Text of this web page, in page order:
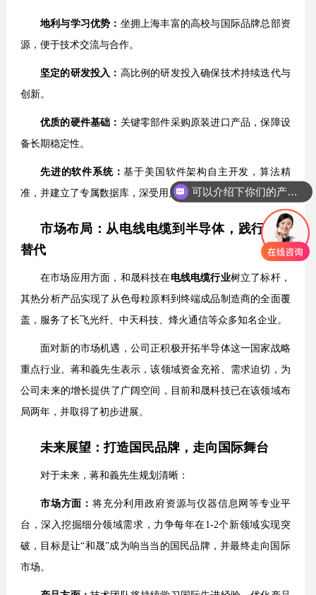
地利与学习优势： 坐拥上海丰富的高校与国际品牌总部资
源，便于技术交流与合作。
坚定的研发投入： 高比例的研发投入确保技术持续迭代与
创新。
优质的硬件基础： 关键零部件采购原装进口产品，保障设
备长期稳定性。
先进的软件系统：基于美国软件架构自主开发，算法精
准，并建立了专属数据库，深受用户好评。
市场布局：从电线电缆到半导体，践行国产
替代
在市场应用方面，和晟科技在电线电缆行业树立了标杆，
其热分析产品实现了从色母粒原料到终端成品制造商的全面覆
盖，服务了长飞光纤、中天科技、烽火通信等众多知名企业。
面对新的市场机遇，公司正积极开拓半导体这一国家战略
重点行业。蒋和義先生表示，该领域资金充裕、需求迫切，为
公司未来的增长提供了广阔空间，目前和晟科技已在该领域布
局两年，并取得了初步进展。
未来展望：打造国民品牌，走向国际舞台
对于未来，蒋和義先生规划清晰：
市场方面：将充分利用政府资源与仪器信息网等专业平
台，深入挖掘细分领域需求，力争每年在1-2个新领域实现突
破，目标是让“和晟”成为响当当的国民品牌，并最终走向国际
市场。
可以介绍下你们的产品么？